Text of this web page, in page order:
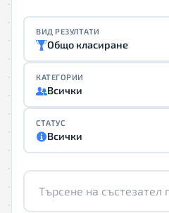
ВИД РЕЗУЛТАТИ
Общо класиране
КАТЕГОРИИ
Всички
СТАТУС
Всички